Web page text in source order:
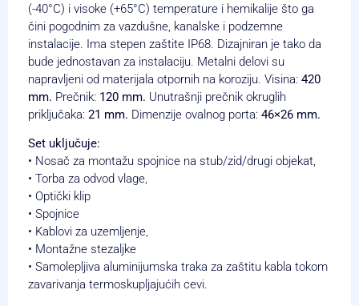
(-40°C) i visoke (+65°C) temperature i hemikalije što ga
čini pogodnim za vazdušne, kanalske i podzemne
instalacije. Ima stepen zaštite IP68. Dizajniran je tako da
bude jednostavan za instalaciju. Metalni delovi su
napravljeni od materijala otpornih na koroziju. Visina: 420
mm. Prečnik: 120 mm. Unutrašnji prečnik okruglih
priključaka: 21 mm. Dimenzije ovalnog porta: 46×26 mm.
Set uključuje:
• Nosač za montažu spojnice na stub/zid/drugi objekat,
• Torba za odvod vlage,
• Optički klip
• Spojnice
• Kablovi za uzemljenje,
• Montažne stezaljke
• Samolepljiva aluminijumska traka za zaštitu kabla tokom
zavarivanja termoskupljajućih cevi.